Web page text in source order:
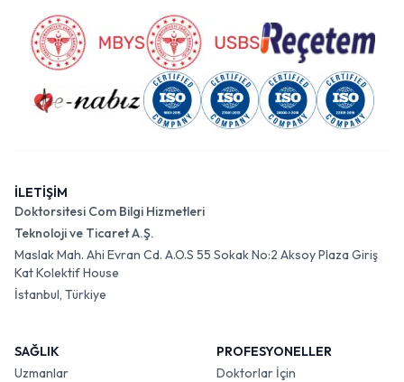
İLETİŞİM
Doktorsitesi Com Bilgi Hizmetleri
Teknoloji ve Ticaret A.Ş.
Maslak Mah. Ahi Evran Cd. A.O.S 55 Sokak No:2 Aksoy Plaza Giriş
Kat Kolektif House
İstanbul, Türkiye
SAĞLIK
Uzmanlar
PROFESYONELLER
Doktorlar İçin